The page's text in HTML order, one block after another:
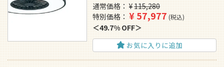
通常価格
¥115,280
特別価格
¥57,977 税込
49.7% OFF
お気に入りに追加